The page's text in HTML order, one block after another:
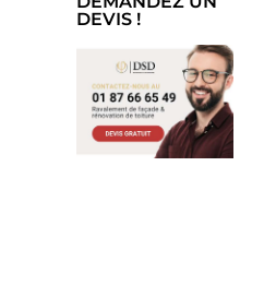
DEVIS !